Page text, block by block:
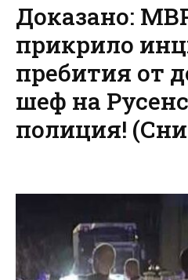
Доказано:
прикрило
пребития от
шеф на
полиция!